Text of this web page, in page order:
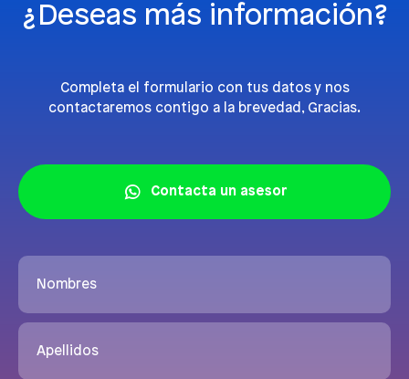
¿Deseas más información?
Completa el formulario con tus datos y nos
contactaremos contigo a la brevedad, Gracias.
Contacta un asesor
Nombres
Apellidos